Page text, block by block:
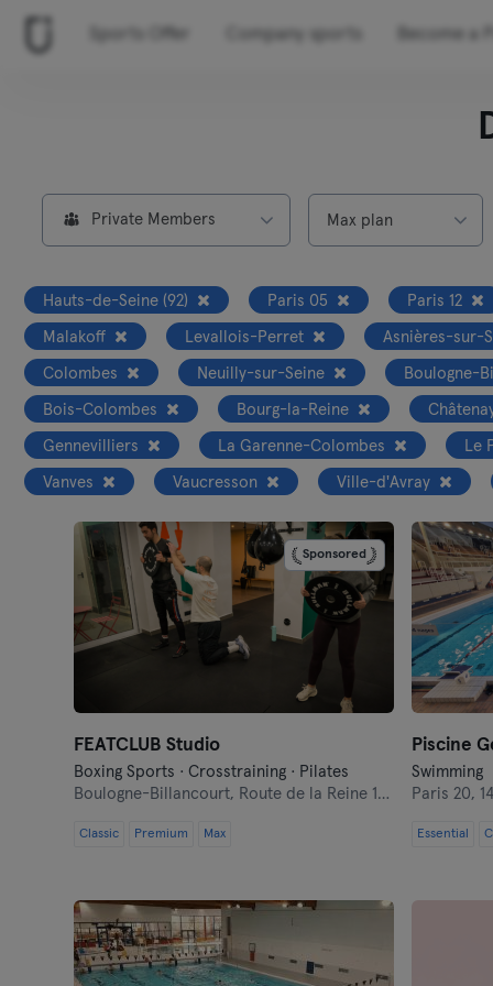
Private Members Max plan
Hauts-de-Seine (92) Paris 05 Paris 12
Malakoff Levallois-Perret Asnières-sur-
Colombes Neuilly-sur-Seine Boulogne-
Bois-Colombes Bourg-la-Reine
Gennevilliers La Garenne-Colombes Le
Vanves Vaucresson Ville-d'Avray
Sponsored
FEATCLUB Studio
Boxing Sports · Crosstraining · Pilates
Boulogne-Billancourt, Route de la Reine 102
Classic Premium Max
Piscine
Swimming
Paris 20,
Essential